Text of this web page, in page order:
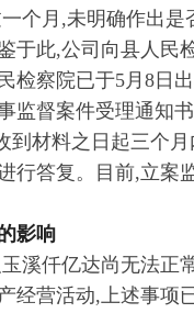
个月,未明确作出是
于此,公司向县人民
检察院已于5月8日
监督案件受理通知
到材料之日起三个
行答复。目前,立案
影响
溪仟亿达尚无法正
经营活动,上述事项